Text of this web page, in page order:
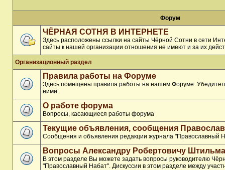
Форум
ЧЁРНАЯ СОТНЯ В ИНТЕРНЕТЕ
Здесь расположены ссылки на сайты Чёрной Сотни в сети
сайты к нашей организации отношения не имеют и за их
Организационный раздел
Правила работы на Форуме
Здесь помещены правила работы на нашем Форуме.
ними.
О работе форума
Вопросы, касающиеся работы форума
Текущие объявления, сообщения
Сообщения и объявления редакции журнала "Православный
Вопросы Александру Робертовичу
В этом разделе Вы можете задать вопросы руководителю
"Православный Набат". Дискуссии в этом разделе между